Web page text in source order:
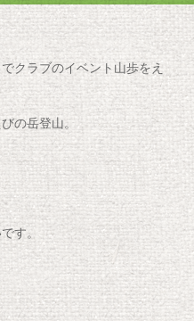
クラブのイベント山歩をえ
の岳登山。
す。